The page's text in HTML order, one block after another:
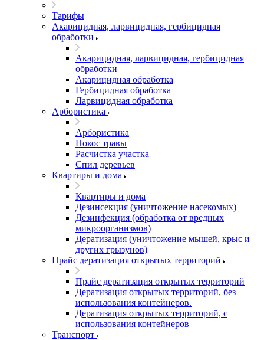
Тарифы
Акарицидная, ларвицидная, гербицидная
обработки
Акарицидная, ларвицидная, гербицидная
обработки
Акарицидная обработка
Гербицидная обработка
Ларвицидная обработка
Арбористика
Арбористика
Покос травы
Расчистка участка
Спил деревьев
Квартиры и дома
Квартиры и дома
Дезинсекция (уничтожение насекомых)
Дезинфекция (обработка от вредных
микроорганизмов)
Дератизация (уничтожение мышей, крыс и
других грызунов)
Прайс дератизация открытых территорий
Прайс дератизация открытых территорий
Дератизация открытых территорий, без
использования контейнеров.
Дератизация открытых территорий, с
использования контейнеров
Транспорт